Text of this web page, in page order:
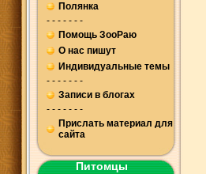
Полянка
- - - - - - -
Помощь ЗооРаю
О нас пишут
Индивидуальные темы
- - - - - - -
Записи в блогах
- - - - - - -
Прислать материал для
сайта
Питомцы